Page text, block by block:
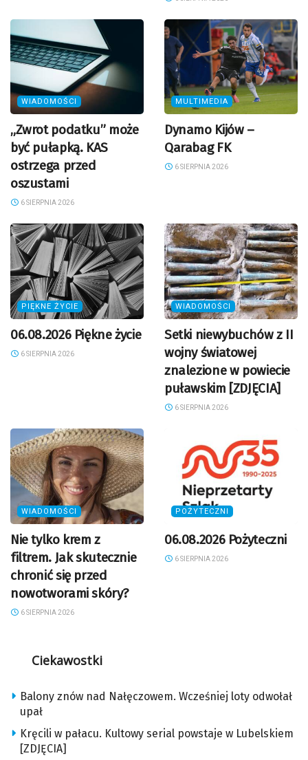
WIADOMOŚCI
„Zwrot podatku” może
być pułapką. KAS
ostrzega przed
oszustami
6 SIERPNIA 2026
MULTIMEDIA
Dynamo Kijów –
Qarabag FK
6 SIERPNIA 2026
PIĘKNE ŻYCIE
06.08.2026 Piękne życie
6 SIERPNIA 2026
WIADOMOŚCI
Setki niewybuchów z II
wojny światowej
znalezione w powiecie
puławskim [ZDJĘCIA]
6 SIERPNIA 2026
WIADOMOŚCI
Nie tylko krem z
filtrem. Jak skutecznie
chronić się przed
nowotworami skóry?
6 SIERPNIA 2026
POŻYTECZNI
06.08.2026 Pożyteczni
6 SIERPNIA 2026
Ciekawostki
Balony znów nad Nałęczowem. Wcześniej loty odwołał
upał
Kręcili w pałacu. Kultowy serial powstaje w Lubelskiem
[ZDJĘCIA]